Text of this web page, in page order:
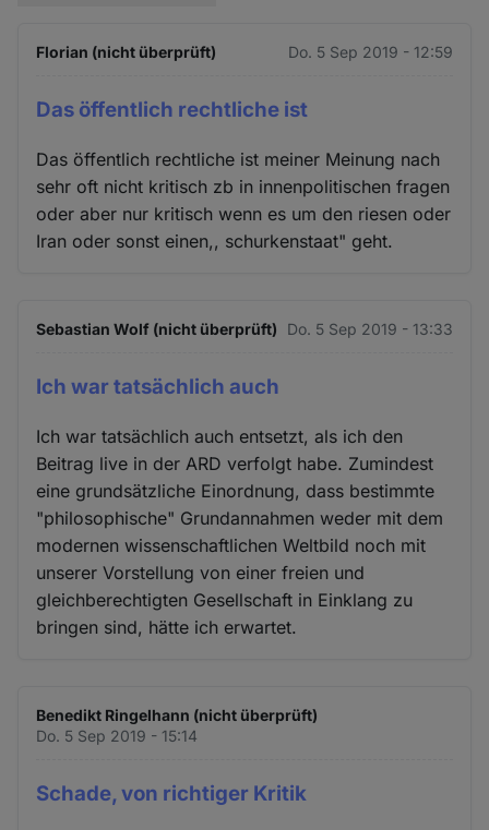
Florian (nicht überprüft) Do. 5 Sep 2019 - 12:59
Das öffentlich rechtliche ist
Das öffentlich rechtliche ist meiner Meinung nach
sehr oft nicht kritisch zb in innenpolitischen fragen
oder aber nur kritisch wenn es um den riesen oder
Iran oder sonst einen,, schurkenstaat" geht.
Sebastian Wolf (nicht überprüft) Do. 5 Sep 2019 - 13:33
Ich war tatsächlich auch
Ich war tatsächlich auch entsetzt, als ich den
Beitrag live in der ARD verfolgt habe. Zumindest
eine grundsätzliche Einordnung, dass bestimmte
"philosophische" Grundannahmen weder mit dem
modernen wissenschaftlichen Weltbild noch mit
unserer Vorstellung von einer freien und
gleichberechtigten Gesellschaft in Einklang zu
bringen sind, hätte ich erwartet.
Benedikt Ringelhann (nicht überprüft)
Do. 5 Sep 2019 - 15:14
Schade, von richtiger Kritik